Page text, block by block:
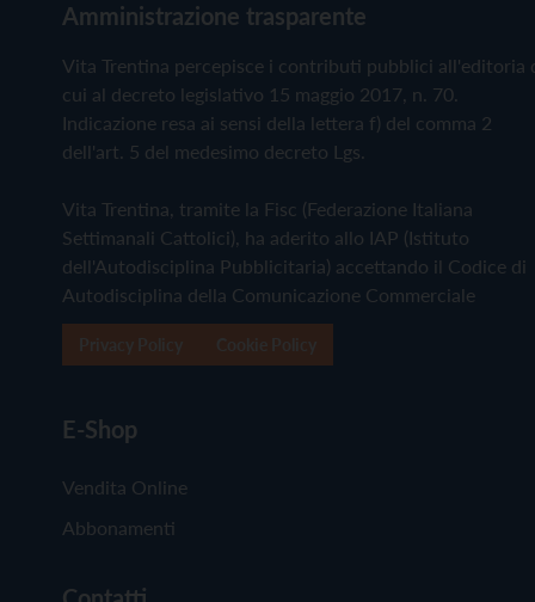
Amministrazione trasparente
Vita Trentina percepisce i contributi pubblici all'editoria
cui al decreto legislativo 15 maggio 2017, n. 70.
Indicazione resa ai sensi della lettera f) del comma 2
dell'art. 5 del medesimo decreto Lgs.
Vita Trentina, tramite la Fisc (Federazione Italiana
Settimanali Cattolici), ha aderito allo IAP (Istituto
dell'Autodisciplina Pubblicitaria) accettando il Codice di
Autodisciplina della Comunicazione Commerciale
E-Shop
Vendita Online
Abbonamenti